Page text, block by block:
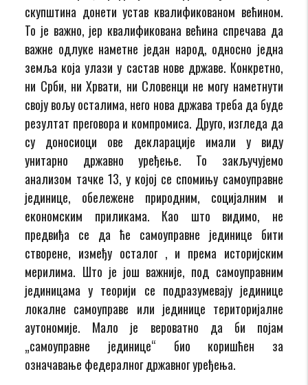
скупштина донети устав квалификованом већином.
То је важно, јер квалификована већина спречава да
важне одлуке наметне један народ, односно једна
земља која улази у састав нове државе. Конкретно,
ни Срби, ни Хрвати, ни Словенци не могу наметнути
своју вољу осталима, него нова држава треба да буде
резултат преговора и компромиса. Друго, изгледа да
су доносиоци ове декларације имали у виду
унитарно државно уређење. То закључујемо
анализом тачке 13, у којој се спомињу самоуправне
јединице, обележене природним, социјалним и
економским приликама. Као што видимо, не
предвиђа се да ће самоуправне јединице бити
створене, између осталог , и према историјским
мерилима. Што је још важније, под самоуправним
јединицама у теорији се подразумевају јединице
локалне самоуправе или јединице територијалне
аутономије. Мало је вероватно да би појам
„самоуправне јединице“ био коришћен за
означавање федералног државног уређења.